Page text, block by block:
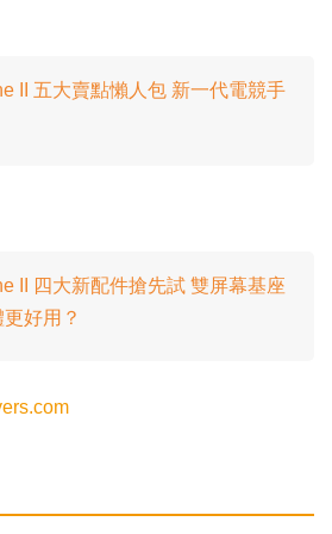
II 五大賣點懶人包 新一代電競手
II 四大新配件搶先試 雙屏幕基座
好用？